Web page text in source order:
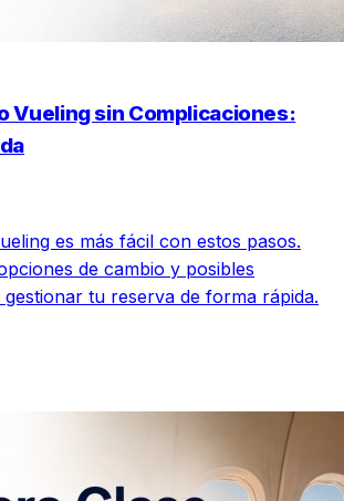
Vueling sin Complicaciones:
es más fácil con estos pasos.
de cambio y posibles
tu reserva de forma rápida.